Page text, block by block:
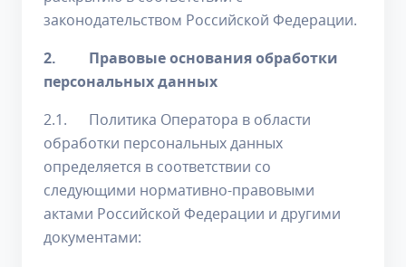
законодательством Российской Федерации.
2. Правовые основания обработки
персональных данных
2.1. Политика Оператора в области
обработки персональных данных
определяется в соответствии со
следующими нормативно-правовыми
актами Российской Федерации и другими
документами: